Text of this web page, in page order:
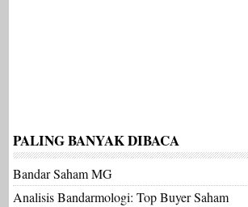
PALING BANYAK DIBACA
Bandar Saham MG
Analisis Bandarmologi: Top Buyer Saham